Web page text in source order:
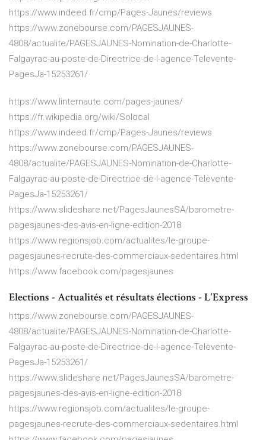
https://www.indeed.fr/cmp/Pages-Jaunes/reviews
https://www.zonebourse.com/PAGESJAUNES-
4808/actualite/PAGESJAUNES-Nomination-de-Charlotte-
Falgayrac-au-poste-de-Directrice-de-l-agence-Televente-
PagesJa-15253261/
https://www.linternaute.com/pages-jaunes/
https://fr.wikipedia.org/wiki/Solocal
https://www.indeed.fr/cmp/Pages-Jaunes/reviews
https://www.zonebourse.com/PAGESJAUNES-
4808/actualite/PAGESJAUNES-Nomination-de-Charlotte-
Falgayrac-au-poste-de-Directrice-de-l-agence-Televente-
PagesJa-15253261/
https://www.slideshare.net/PagesJaunesSA/barometre-
pagesjaunes-des-avis-en-ligne-edition-2018
https://www.regionsjob.com/actualites/le-groupe-
pagesjaunes-recrute-des-commerciaux-sedentaires.html
https://www.facebook.com/pagesjaunes
Elections - Actualités et résultats élections - L'Express
https://www.zonebourse.com/PAGESJAUNES-
4808/actualite/PAGESJAUNES-Nomination-de-Charlotte-
Falgayrac-au-poste-de-Directrice-de-l-agence-Televente-
PagesJa-15253261/
https://www.slideshare.net/PagesJaunesSA/barometre-
pagesjaunes-des-avis-en-ligne-edition-2018
https://www.regionsjob.com/actualites/le-groupe-
pagesjaunes-recrute-des-commerciaux-sedentaires.html